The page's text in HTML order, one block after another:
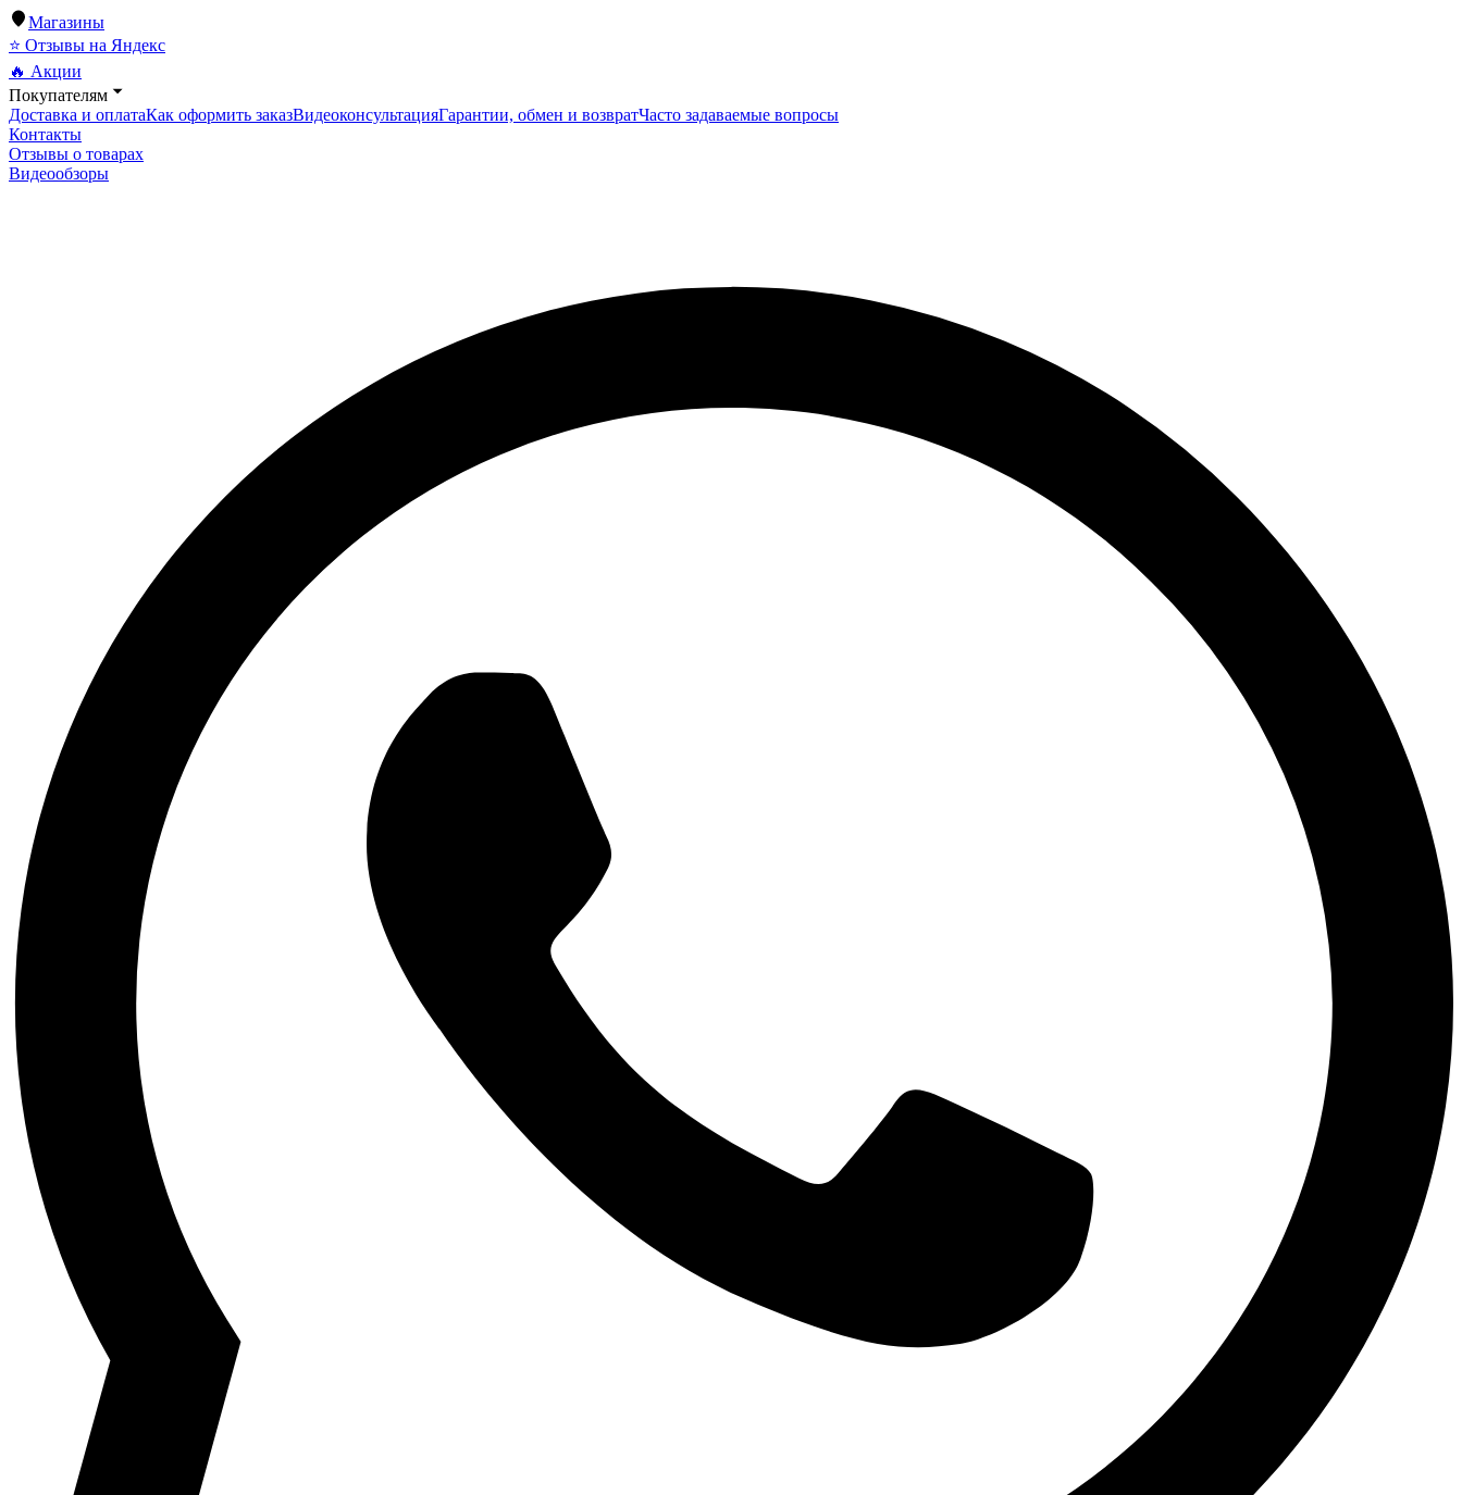
Магазины
⭐ Отзывы на Яндекс
🔥 Акции
Покупателям
Доставка и оплатаКак оформить заказВидеоконсультацияГарантии, обмен и возвратЧасто задаваемые вопросы
Контакты
Отзывы о товарах
Видеообзоры